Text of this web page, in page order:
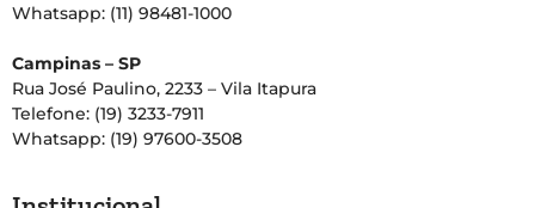
Whatsapp: (11) 98481-1000
Campinas – SP
Rua José Paulino, 2233 – Vila Itapura
Telefone: (19) 3233-7911
Whatsapp: (19) 97600-3508